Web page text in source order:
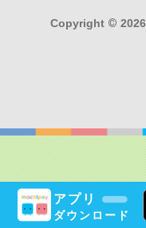
アプリ
ダウンロード
Copyright ©